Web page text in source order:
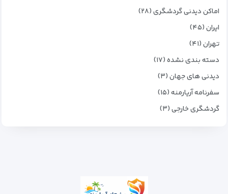
اماکن دیدنی گردشگری (۲۸)
ایران (۴۵)
تهران (۴۱)
دسته بندی نشده (۱۷)
دیدنی های جهان (۳)
سفرنامه آریارمنه (۱۵)
گردشگری خارجی (۳)